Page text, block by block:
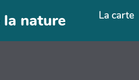
la nature La carte